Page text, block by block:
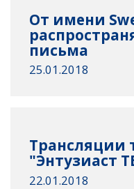
От имени
письма
25.01.2018
Трансляции
"Энтузиаст
22.01.2018